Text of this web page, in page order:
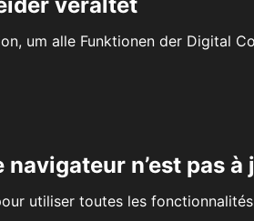
um alle Funktionen der Digital
n’est pas à
utiliser toutes les